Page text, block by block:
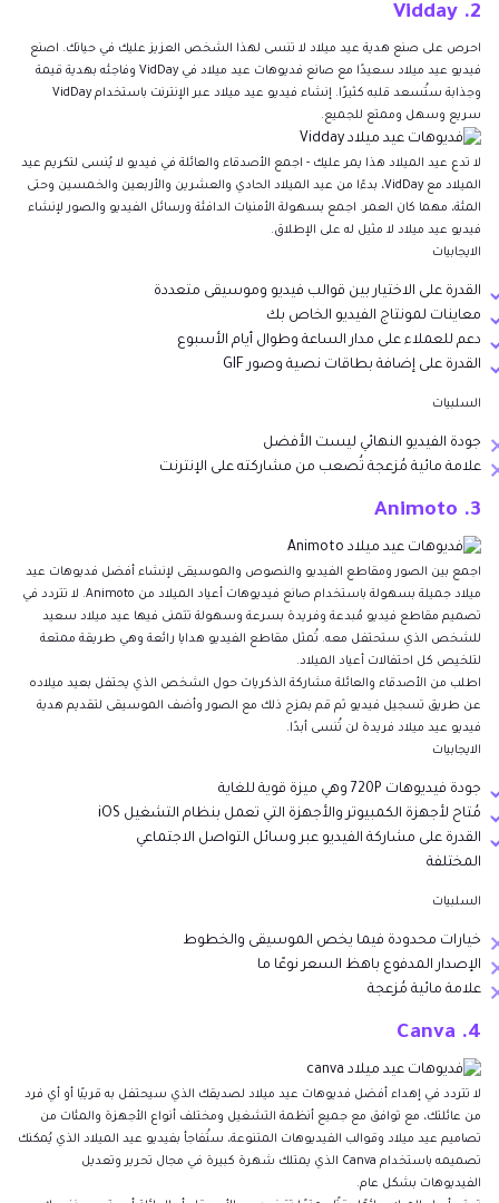
2. Vidday
احرص على صنع هدية عيد ميلاد لا تنسى لهذا الشخص العزيز عليك في حياتك. اصنع
فيديو عيد ميلاد سعيدًا مع صانع فديوهات عيد ميلاد في VidDay وفاجئه بهدية قيمة
وجذابة ستُسعد قلبه كثيرًا. إنشاء فيديو عيد ميلاد عبر الإنترنت باستخدام VidDay
سريع وسهل وممتع للجميع.
لا تدع عيد الميلاد هذا يمر عليك - اجمع الأصدقاء والعائلة في فيديو لا يُنسى لتكريم عيد
الميلاد مع VidDay، بدءًا من عيد الميلاد الحادي والعشرين والأربعين والخمسين وحتى
المئة، مهما كان العمر. اجمع بسهولة الأمنيات الدافئة ورسائل الفيديو والصور لإنشاء
فيديو عيد ميلاد لا مثيل له على الإطلاق.
الايجابيات
القدرة على الاختيار بين قوالب فيديو وموسيقى متعددة
معاينات لمونتاج الفيديو الخاص بك
دعم للعملاء على مدار الساعة وطوال أيام الأسبوع
القدرة على إضافة بطاقات نصية وصور GIF
السلبيات
جودة الفيديو النهائي ليست الأفضل
علامة مائية مُزعجة تُصعب من مشاركته على الإنترنت
3. Animoto
اجمع بين الصور ومقاطع الفيديو والنصوص والموسيقى لإنشاء أفضل فديوهات عيد
ميلاد جميلة بسهولة باستخدام صانع فيديوهات أعياد الميلاد من Animoto. لا تتردد في
تصميم مقاطع فيديو مُبدعة وفريدة بسرعة وسهولة تتمنى فيها عيد ميلاد سعيد
للشخص الذي ستحتفل معه. تُمثل مقاطع الفيديو هدايا رائعة وهي طريقة ممتعة
لتلخيص كل احتفالات أعياد الميلاد.
اطلب من الأصدقاء والعائلة مشاركة الذكريات حول الشخص الذي يحتفل بعيد ميلاده
عن طريق تسجيل فيديو ثم قم بمزج ذلك مع الصور وأضف الموسيقى لتقديم هدية
فيديو عيد ميلاد فريدة لن تُنسى أبدًا.
الايجابيات
جودة فيديوهات 720P وهي ميزة قوية للغاية
مُتاح لأجهزة الكمبيوتر والأجهزة التي تعمل بنظام التشغيل iOS
القدرة على مشاركة الفيديو عبر وسائل التواصل الاجتماعي
المختلفة
السلبيات
خيارات محدودة فيما يخص الموسيقى والخطوط
الإصدار المدفوع باهظ السعر نوعًا ما
علامة مائية مُزعجة
4. Canva
لا تتردد في إهداء أفضل فديوهات عيد ميلاد لصديقك الذي سيحتفل به قريبًا أو أي فرد
من عائلتك، مع توافق مع جميع أنظمة التشغيل ومختلف أنواع الأجهزة والمئات من
تصاميم عيد ميلاد وقوالب الفيديوهات المتنوعة، ستُفاجأ بفيديو عيد الميلاد الذي يُمكنك
تصميمه باستخدام Canva الذي يمتلك شهرة كبيرة في مجال تحرير وتعديل
الفيديوهات بشكل عام.